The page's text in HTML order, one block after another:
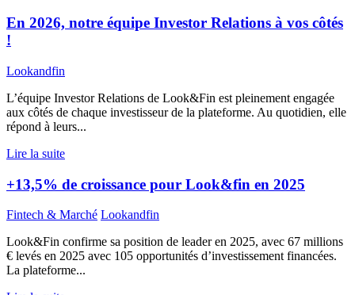
En 2026, notre équipe Investor Relations à vos côtés
!
Lookandfin
L’équipe Investor Relations de Look&Fin est pleinement engagée
aux côtés de chaque investisseur de la plateforme. Au quotidien, elle
répond à leurs...
Lire la suite
+13,5% de croissance pour Look&fin en 2025
Fintech & Marché Lookandfin
Look&Fin confirme sa position de leader en 2025, avec 67 millions
€ levés en 2025 avec 105 opportunités d’investissement financées.
La plateforme...